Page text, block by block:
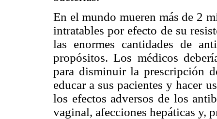
En el mundo mueren más de 2
intratables por efecto de su
las enormes cantidades de
propósitos. Los médicos
para disminuir la prescripción
educar a sus pacientes y hacer
los efectos adversos de los
vaginal, afecciones hepáticas y,